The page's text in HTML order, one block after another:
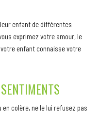
enfant de différentes
exprimez votre amour, le
enfant connaisse votre
colère, ne le lui refusez pas